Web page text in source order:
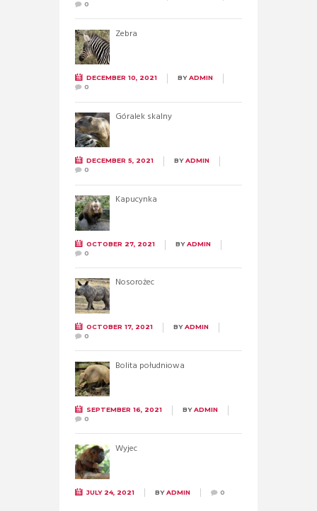
0
Zebra
DECEMBER 10, 2021 BYADMIN
0
Góralek skalny
DECEMBER 5, 2021 BYADMIN
0
Kapucynka
OCTOBER 27, 2021 BYADMIN
0
Nosorożec
OCTOBER 17, 2021 BYADMIN
0
Bolita południowa
SEPTEMBER 16, 2021 BYADMIN
0
Wyjec
JULY 24, 2021 BYADMIN 0